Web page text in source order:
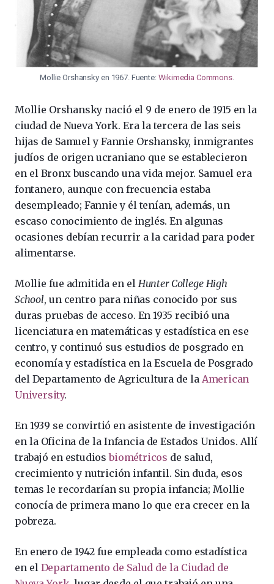
Mollie Orshansky en 1967. Fuente: Wikimedia Commons.
Mollie Orshansky nació el 9 de enero de 1915 en la
ciudad de Nueva York. Era la tercera de las seis
hijas de Samuel y Fannie Orshansky, inmigrantes
judíos de origen ucraniano que se establecieron
en el Bronx buscando una vida mejor. Samuel era
fontanero, aunque con frecuencia estaba
desempleado; Fannie y él tenían, además, un
escaso conocimiento de inglés. En algunas
ocasiones debían recurrir a la caridad para poder
alimentarse.
Mollie fue admitida en el Hunter College High
School, un centro para niñas conocido por sus
duras pruebas de acceso. En 1935 recibió una
licenciatura en matemáticas y estadística en ese
centro, y continuó sus estudios de posgrado en
economía y estadística en la Escuela de Posgrado
del Departamento de Agricultura de la American
University.
En 1939 se convirtió en asistente de investigación
en la Oficina de la Infancia de Estados Unidos. Allí
trabajó en estudiosbiométricos de salud,
crecimiento y nutrición infantil. Sin duda, esos
temas le recordarían su propia infancia; Mollie
conocía de primera mano lo que era crecer en la
pobreza.
En enero de 1942 fue empleada como estadística
en el Departamento de Salud de la Ciudad de